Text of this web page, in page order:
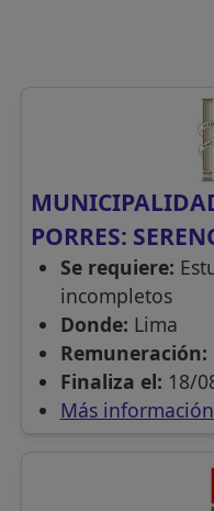
PORRES:
Se requiere:
incompletos
Donde: Lima
Remuneración:
Finaliza el: 18/
Más